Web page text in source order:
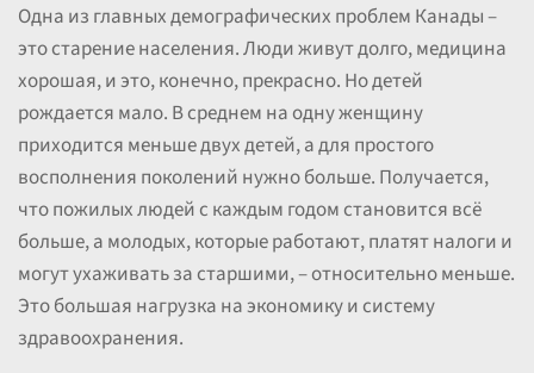
Одна из главных демографических проблем Канады –
это старение населения. Люди живут долго, медицина
хорошая, и это, конечно, прекрасно. Но детей
рождается мало. В среднем на одну женщину
приходится меньше двух детей, а для простого
восполнения поколений нужно больше. Получается,
что пожилых людей с каждым годом становится всё
больше, а молодых, которые работают, платят налоги и
могут ухаживать за старшими, – относительно меньше.
Это большая нагрузка на экономику и систему
здравоохранения.